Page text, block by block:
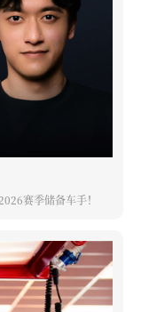
赛季储备车手！